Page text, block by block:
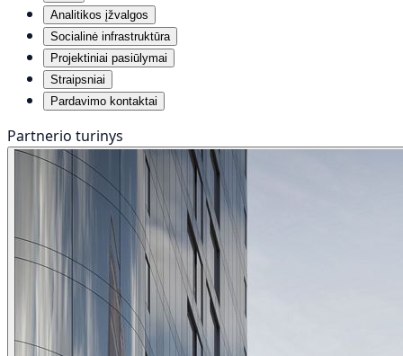
Analitikos įžvalgos
Socialinė infrastruktūra
Projektiniai pasiūlymai
Straipsniai
Pardavimo kontaktai
Partnerio turinys